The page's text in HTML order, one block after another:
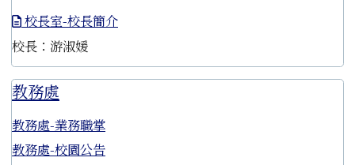
校長室-校長簡介
校長：游淑媛
教務處
教務處-業務職掌
教務處-校園公告